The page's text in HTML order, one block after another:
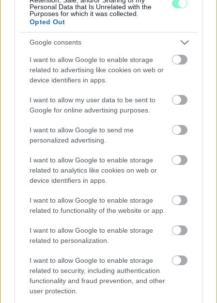
Personal Data that Is Unrelated with the
Purposes for which it was collected.
Opted Out
Google consents
I want to allow Google to enable storage
related to advertising like cookies on web or
device identifiers in apps.
I want to allow my user data to be sent to
Google for online advertising purposes.
I want to allow Google to send me
personalized advertising.
I want to allow Google to enable storage
related to analytics like cookies on web or
device identifiers in apps.
I want to allow Google to enable storage
related to functionality of the website or app.
I want to allow Google to enable storage
related to personalization.
I want to allow Google to enable storage
related to security, including authentication
functionality and fraud prevention, and other
user protection.
KÉT RÉSZLETBEN ÉRKEZIK A 100 EZER FORINTOS
ISKOLAKEZDÉSI TÁMOGATÁS, AMIT NEM KELL KÜLÖN
IGÉNYELNI
Az első 50 ezer forintot még a tanévkezdés előtt folyósítja a
Magyar Államkincstár, a második részlet novemberben, utalvány
formájában érkezik.
PIKNIK ITALOK: ÍZEK ÉS ÉLMÉNYEK A SZABADBAN